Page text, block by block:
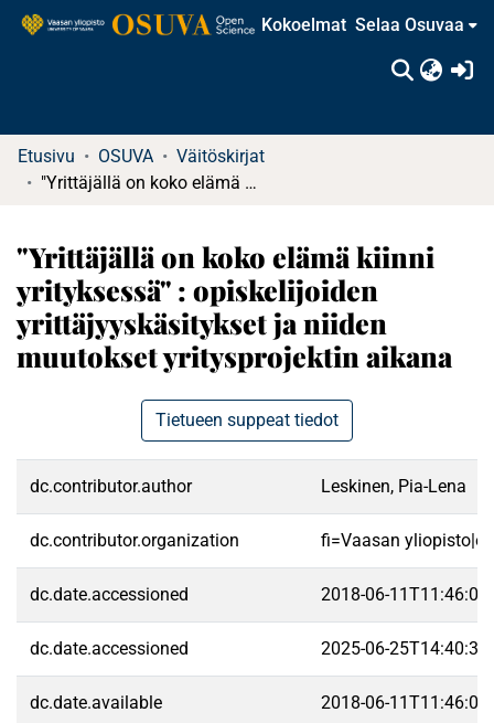
Kokoelmat Selaa Osuvaa
Etusivu OSUVA
Väitöskirjat
"Yrittäjällä on koko elämä kiinni yrityksessä" : opiskelijoiden yrittäjyyskäsitykset ja niiden muutokset yritysprojektin aikana
"Yrittäjällä on koko elämä kiinni
yrityksessä" : opiskelijoiden
yrittäjyyskäsitykset ja niiden
muutokset yritysprojektin aikana
Tietueen suppeat tiedot
dc.contributor.author Leskinen, Pia-Lena
dc.contributor.organization fi=Vaasan
dc.date.accessioned 2018-06-
dc.date.accessioned 2025-06-
dc.date.available 2018-06-